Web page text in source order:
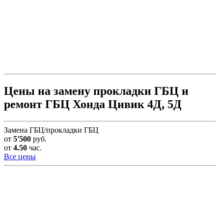
Цены на замену прокладки ГБЦ и
ремонт ГБЦ Хонда Цивик 4Д, 5Д
Замена ГБЦ/прокладки ГБЦ
от 5'500 руб.
от 4.50 час.
Все цены